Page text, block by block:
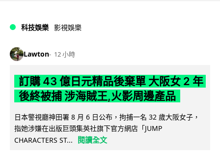
科技娛樂 影視娛樂
Lawton 12 小時
訂購 43 億日元精品後棄單 大阪女 2 年
後終被捕 涉海賊王,火影周邊產品
日本警視廳神田署 8 月 6 日公布，拘捕一名 32 歲大阪女子，
指她涉嫌在出版巨頭集英社旗下官方網店「JUMP
CHARACTERS ST...
閱讀全文